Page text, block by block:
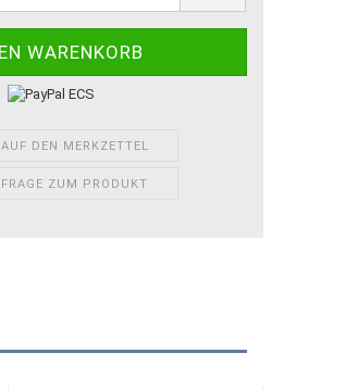
AUF DEN MERKZETTEL
FRAGE ZUM PRODUKT